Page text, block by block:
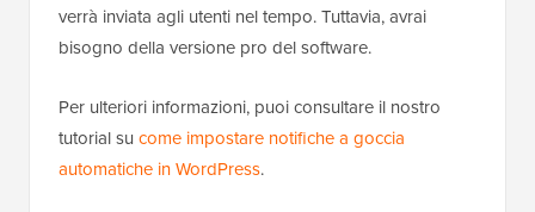
verrà inviata agli utenti nel tempo. Tuttavia, avrai
bisogno della versione pro del software.
Per ulteriori informazioni, puoi consultare il nostro
tutorial su come impostare notifiche a goccia
automatiche in WordPress.